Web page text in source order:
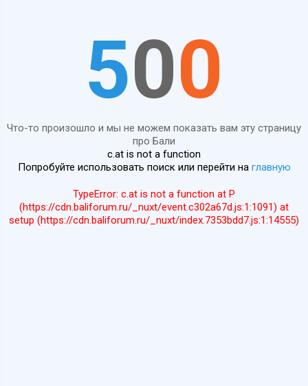
500
Что-то произошло и мы не можем показать вам эту страницу
про Бали
c.at is not a function
Попробуйте использовать поиск или перейти на главную
TypeError: c.at is not a function at P
(https://cdn.baliforum.ru/_nuxt/event.c302a67d.js:1:1091) at
setup (https://cdn.baliforum.ru/_nuxt/index.7353bdd7.js:1:14555)